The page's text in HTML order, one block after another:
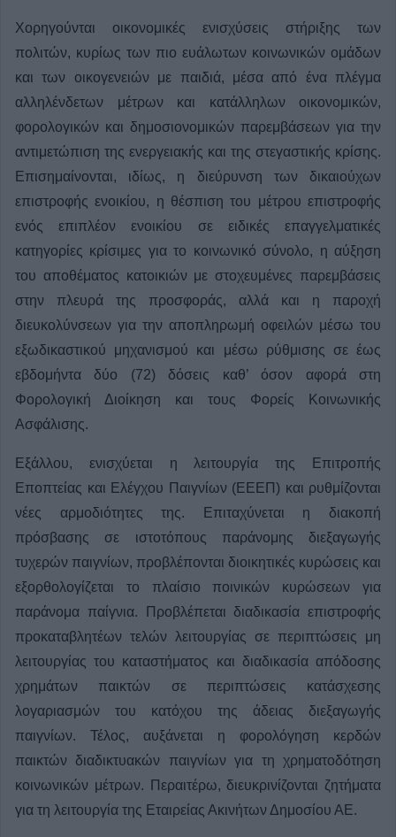
Χορηγούνται οικονομικές ενισχύσεις στήριξης των
πολιτών, κυρίως των πιο ευάλωτων κοινωνικών ομάδων
και των οικογενειών με παιδιά, μέσα από ένα πλέγμα
αλληλένδετων μέτρων και κατάλληλων οικονομικών,
φορολογικών και δημοσιονομικών παρεμβάσεων για την
αντιμετώπιση της ενεργειακής και της στεγαστικής κρίσης.
Επισημαίνονται, ιδίως, η διεύρυνση των δικαιούχων
επιστροφής ενοικίου, η θέσπιση του μέτρου επιστροφής
ενός επιπλέον ενοικίου σε ειδικές επαγγελματικές
κατηγορίες κρίσιμες για το κοινωνικό σύνολο, η αύξηση
του αποθέματος κατοικιών με στοχευμένες παρεμβάσεις
στην πλευρά της προσφοράς, αλλά και η παροχή
διευκολύνσεων για την αποπληρωμή οφειλών μέσω του
εξωδικαστικού μηχανισμού και μέσω ρύθμισης σε έως
εβδομήντα δύο (72) δόσεις καθ’ όσον αφορά στη
Φορολογική Διοίκηση και τους Φορείς Κοινωνικής
Ασφάλισης.
Εξάλλου, ενισχύεται η λειτουργία της Επιτροπής
Εποπτείας και Ελέγχου Παιγνίων (ΕΕΕΠ) και ρυθμίζονται
νέες αρμοδιότητες της. Επιταχύνεται η διακοπή
πρόσβασης σε ιστοτόπους παράνομης διεξαγωγής
τυχερών παιγνίων, προβλέπονται διοικητικές κυρώσεις και
εξορθολογίζεται το πλαίσιο ποινικών κυρώσεων για
παράνομα παίγνια. Προβλέπεται διαδικασία επιστροφής
προκαταβλητέων τελών λειτουργίας σε περιπτώσεις μη
λειτουργίας του καταστήματος και διαδικασία απόδοσης
χρημάτων παικτών σε περιπτώσεις κατάσχεσης
λογαριασμών του κατόχου της άδειας διεξαγωγής
παιγνίων. Τέλος, αυξάνεται η φορολόγηση κερδών
παικτών διαδικτυακών παιγνίων για τη χρηματοδότηση
κοινωνικών μέτρων. Περαιτέρω, διευκρινίζονται ζητήματα
για τη λειτουργία της Εταιρείας Ακινήτων Δημοσίου ΑΕ.